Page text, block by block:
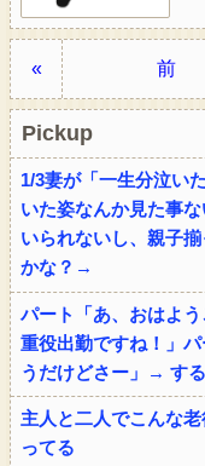
« 前
Pickup
1/3妻が「一生分泣い
いた姿なんか見た事
いられないし、親子
かな？→
パート「あ、おはよう
重役出勤ですね！」
うだけどさー」→ す
主人と二人でこんな
ってる